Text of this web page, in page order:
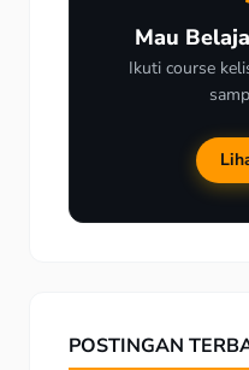
Mau
Ikuti course
POSTINGAN